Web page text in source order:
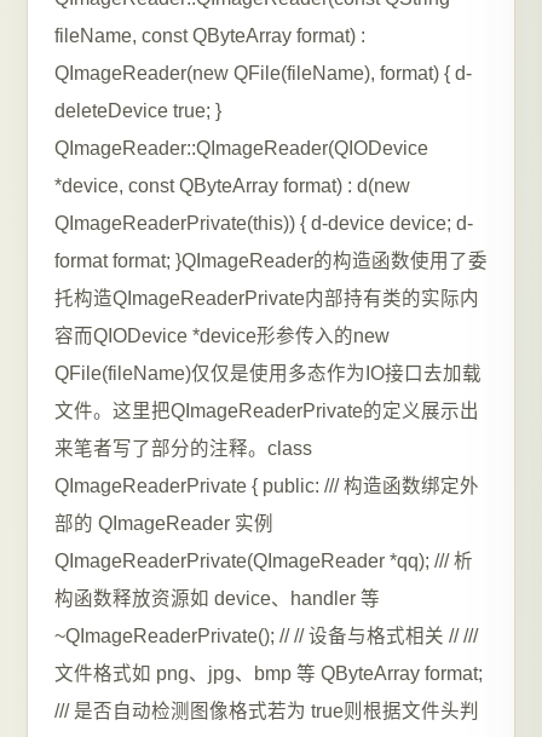
fileName, const QByteArray format) :
QImageReader(new QFile(fileName), format) { d-
deleteDevice true; }
QImageReader::QImageReader(QIODevice
*device, const QByteArray format) : d(new
QImageReaderPrivate(this)) { d-device device; d-
format format; }QImageReader的构造函数使用了委
托构造QImageReaderPrivate内部持有类的实际内
容而QIODevice *device形参传入的new
QFile(fileName)仅仅是使用多态作为IO接口去加载
文件。这里把QImageReaderPrivate的定义展示出
来笔者写了部分的注释。class
QImageReaderPrivate { public: /// 构造函数绑定外
部的 QImageReader 实例
QImageReaderPrivate(QImageReader *qq); /// 析
构函数释放资源如 device、handler 等
~QImageReaderPrivate(); // // 设备与格式相关 // ///
文件格式如 png、jpg、bmp 等 QByteArray format;
/// 是否自动检测图像格式若为 true则根据文件头判